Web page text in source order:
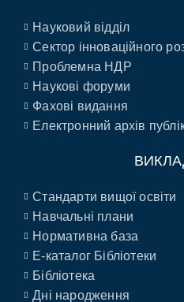
Науковий відділ
Сектор інноваційного
Проблемна НДР
Наукові форуми
Фахові видання
Електронний архів
Стандарти вищої освіти
Навчальні плани
Нормативна база
E-каталог Бібліотеки
Бібліотека
Дні народження